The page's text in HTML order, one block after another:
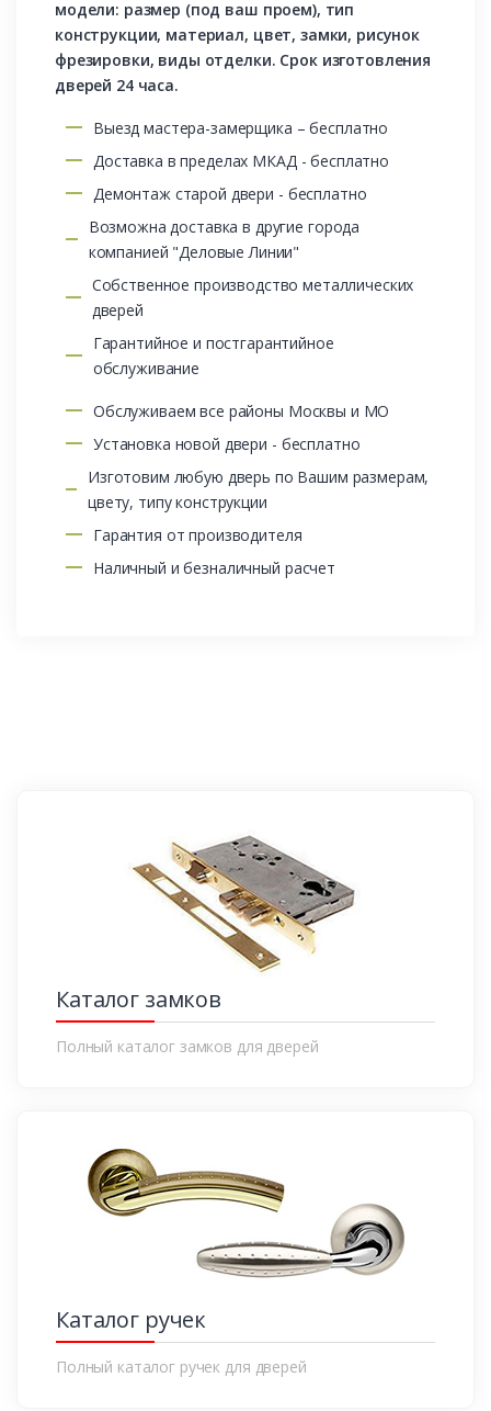
модели: размер (под ваш проем), тип
конструкции, материал, цвет, замки, рисунок
фрезировки, виды отделки. Срок изготовления
дверей 24 часа.
Выезд мастера-замерщика – бесплатно
Доставка в пределах МКАД - бесплатно
Демонтаж старой двери - бесплатно
Возможна доставка в другие города
компанией "Деловые Линии"
Собственное производство металлических
дверей
Гарантийное и постгарантийное
обслуживание
Обслуживаем все районы Москвы и МО
Установка новой двери - бесплатно
Изготовим любую дверь по Вашим размерам,
цвету, типу конструкции
Гарантия от производителя
Наличный и безналичный расчет
Каталог замков
Полный каталог замков для дверей
Каталог ручек
Полный каталог ручек для дверей